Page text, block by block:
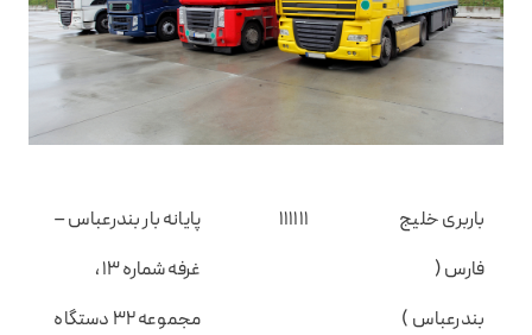
باربری خلیج
فارس (
بندرعباس )
۱۱۱۱۱۱
پایانه بار بندرعباس –
غرفه شماره ۱۳ ،
مجموعه ۳۲ دستگاه